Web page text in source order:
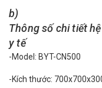
b)
Thông số chi tiết
y tế
-Model: BYT-CN500
-Kích thước: